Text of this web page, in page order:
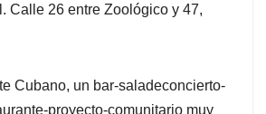
Calle 26 entre Zoológico y 47,
Cubano, un bar-saladeconcierto-
proyecto-comunitario muy